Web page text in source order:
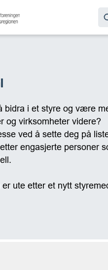
bidra i et styre og være
og virksomheter videre?
ved å sette deg på
engasjerte personer
ute etter et nytt